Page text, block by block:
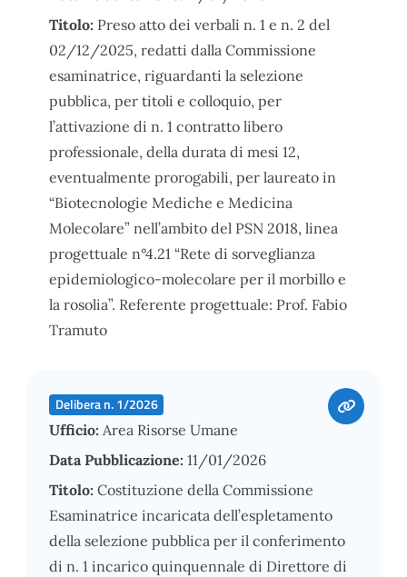
Titolo: Preso atto dei verbali n. 1 e n. 2 del
02/12/2025, redatti dalla Commissione
esaminatrice, riguardanti la selezione
pubblica, per titoli e colloquio, per
l’attivazione di n. 1 contratto libero
professionale, della durata di mesi 12,
eventualmente prorogabili, per laureato in
“Biotecnologie Mediche e Medicina
Molecolare” nell’ambito del PSN 2018, linea
progettuale n°4.21 “Rete di sorveglianza
epidemiologico-molecolare per il morbillo e
la rosolia”. Referente progettuale: Prof. Fabio
Tramuto
Delibera n. 1/2026
Ufficio: Area Risorse Umane
Data Pubblicazione: 11/01/2026
Titolo: Costituzione della Commissione
Esaminatrice incaricata dell’espletamento
della selezione pubblica per il conferimento
di n. 1 incarico quinquennale di Direttore di